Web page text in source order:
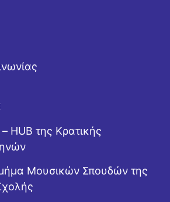
HUB της Κρατικής
Μουσικών Σπουδών της